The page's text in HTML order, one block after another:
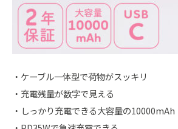
・ケーブル一体型で荷物がスッキリ
・充電残量が数字で見える
・しっかり充電できる大容量の10000mAh